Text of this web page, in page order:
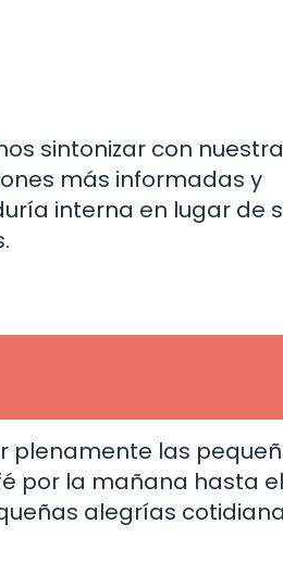
sintonizar con nuestra
más informadas y
interna en lugar de
plenamente las
por la mañana hasta el
alegrías